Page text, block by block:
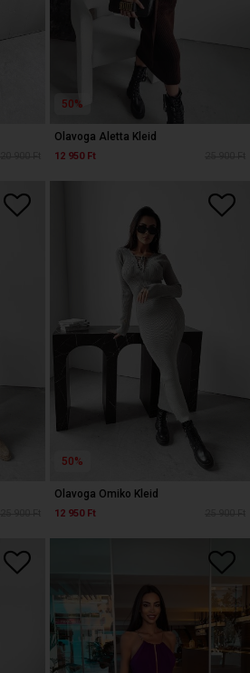
50%
Olavoga Aletta Kleid
12 950 Ft
50%
Olavoga Omiko Kleid
12 950 Ft